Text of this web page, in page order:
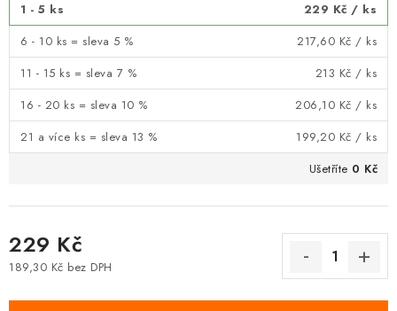
1 - 5 ks 229 Kč / ks
6 - 10 ks = sleva 5 %
217,60 Kč / ks
11 - 15 ks = sleva 7 %
213 Kč / ks
16 - 20 ks = sleva 10 %
206,10 Kč / ks
21 a více ks = sleva 13 %
199,20 Kč / ks
Ušetříte 0 Kč
229 Kč
189,30 Kč bez DPH